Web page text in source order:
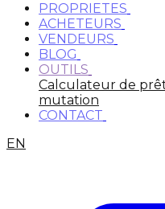
PROPRIETES
ACHETEURS
VENDEURS
BLOG
OUTILS
Calculateur de
mutation
CONTACT
EN